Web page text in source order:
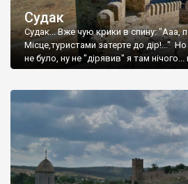
Судак
Судак... Вже чую крики в спину: "Ааа,
Місце,туристами затерте до дір!..."
не було, ну не "дірявив" я там нічого...